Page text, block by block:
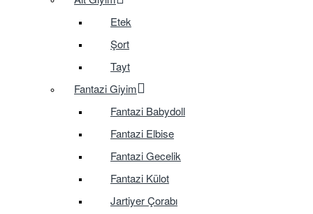
Etek
Şort
Tayt
Fantazi Giyim
Fantazi Babydoll
Fantazi Elbise
Fantazi Gecelik
Fantazi Külot
Jartiyer Çorabı